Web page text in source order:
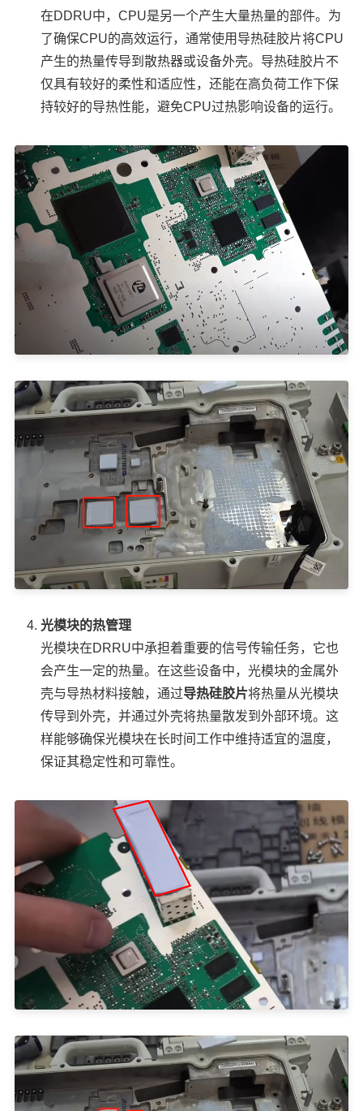
在DDRU中，CPU是另一个产生大量热量的部件。为
了确保CPU的高效运行，通常使用导热硅胶片将CPU
产生的热量传导到散热器或设备外壳。导热硅胶片不
仅具有较好的柔性和适应性，还能在高负荷工作下保
持较好的导热性能，避免CPU过热影响设备的运行。
光模块的热管理
光模块在DRRU中承担着重要的信号传输任务，它也
会产生一定的热量。在这些设备中，光模块的金属外
壳与导热材料接触，通过导热硅胶片将热量从光模块
传导到外壳，并通过外壳将热量散发到外部环境。这
样能够确保光模块在长时间工作中维持适宜的温度，
保证其稳定性和可靠性。